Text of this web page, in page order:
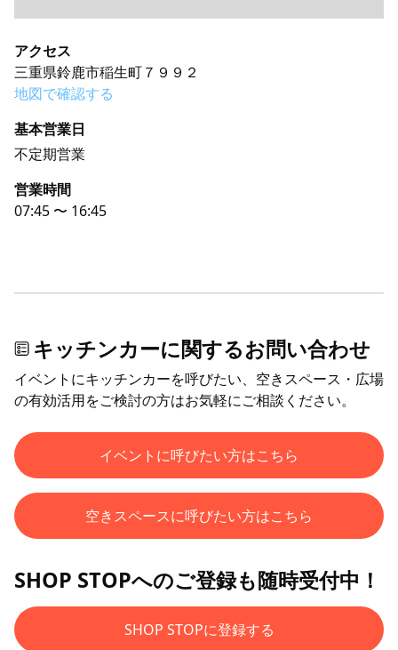
アクセス
三重県鈴鹿市稲生町７９９２
地図で確認する
基本営業日
不定期営業
営業時間
07:45 〜 16:45
キッチンカーに関するお問い合わせ
イベントにキッチンカーを呼びたい、空きスペース・広場
の有効活用をご検討の方はお気軽にご相談ください。
イベントに呼びたい方はこちら
空きスペースに呼びたい方はこちら
SHOP STOPへのご登録も随時受付中！
SHOP STOPに登録する